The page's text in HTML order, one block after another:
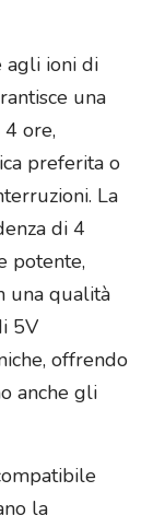
agli ioni di
una
ore,
preferita o
La
di 4
potente,
una qualità
5V
offrendo
anche gli
la